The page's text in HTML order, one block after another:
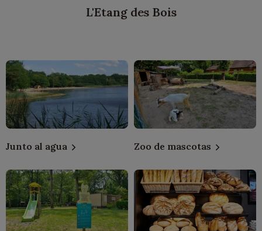
L'Etang des Bois
Junto al agua Zoo de mascotas